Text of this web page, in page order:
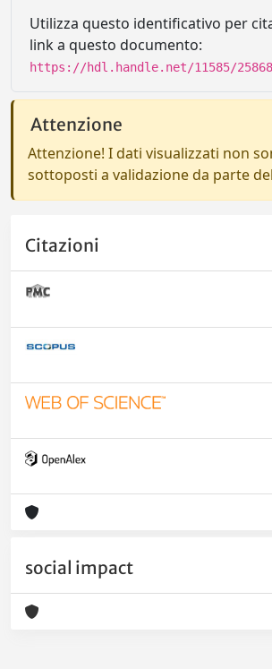
Utilizza questo identificativo per
link a questo documento:
https://hdl.handle.net/11585/25868
Attenzione
Attenzione! I dati visualizzati non
sottoposti a validazione da parte
Citazioni
social impact